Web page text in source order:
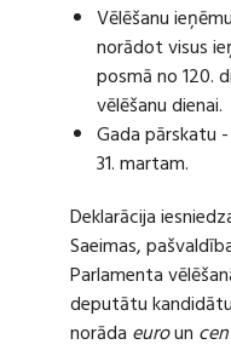
Vēlēšanu
norādot visus
posmā no 120.
vēlēšanu dienai.
Gada pārskatu
31. martam.
Deklarācija
Saeimas,
Parlamenta
deputātu
norāda euroun